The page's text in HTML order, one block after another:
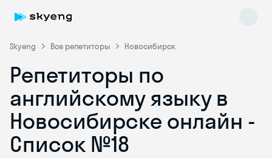
Skyeng Все репетиторы Новосибирск
Репетиторы по
английскому языку в
Новосибирске онлайн -
Список №18